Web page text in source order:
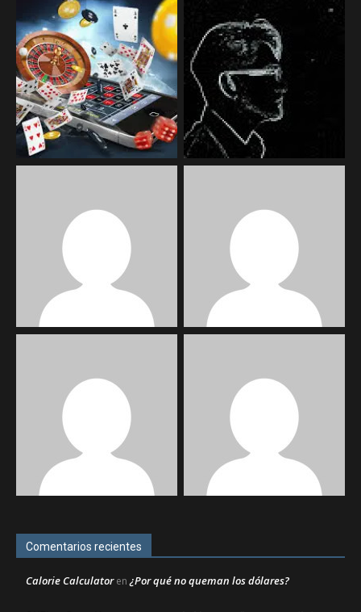
Comentarios recientes
Calorie Calculatoren¿Por qué no queman los dólares?